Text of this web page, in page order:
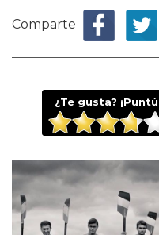
Comparte
¿Te gusta?